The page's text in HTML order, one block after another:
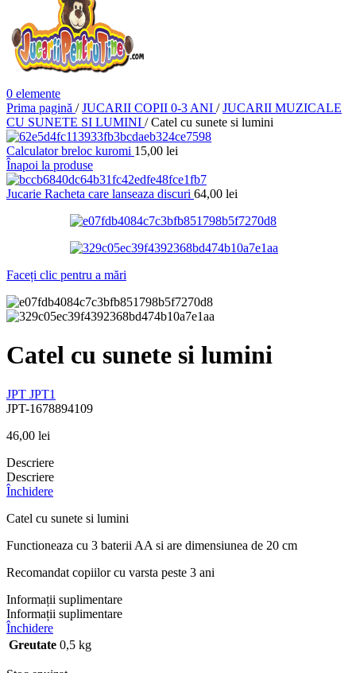
0 elemente
Prima pagină / JUCARII COPII 0-3 ANI / JUCARII MUZICALE
CU SUNETE SI LUMINI / Catel cu sunete si lumini
Calculator breloc kuromi 15,00 lei
Înapoi la produse
Jucarie Racheta care lanseaza discuri 64,00 lei
Faceți clic pentru a mări
Catel cu sunete si lumini
JPT JPT1
JPT-1678894109
46,00 lei
Descriere
Descriere
Închidere
Catel cu sunete si lumini
Functioneaza cu 3 baterii AA si are dimensiunea de 20 cm
Recomandat copiilor cu varsta peste 3 ani
Informații suplimentare
Informații suplimentare
Închidere
Greutate 0,5 kg